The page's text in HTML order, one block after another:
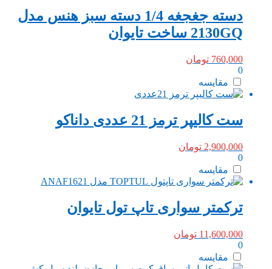
دسته جغجغه 1/4 دسته سبز هنس مدل
2130GQ ساخت تایوان
760,000 تومان
0
مقایسه
ست کالیپر ترمز 21 عددی داناکو
2,900,000 تومان
0
مقایسه
ترکمتر سواری تاپ تول تایوان
11,600,000 تومان
0
مقایسه